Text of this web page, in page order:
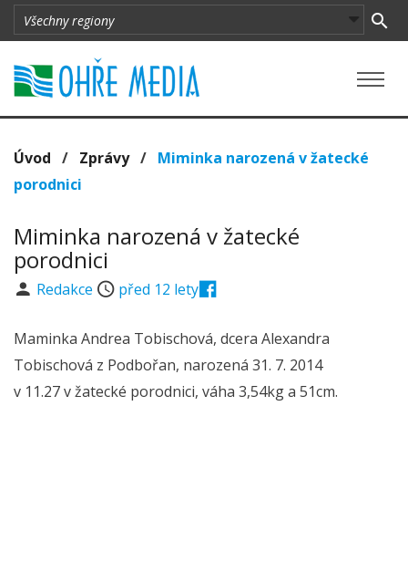
Úvod / Zprávy/ Miminka narozená v žatecké
porodnici
Miminka narozená v žatecké
porodnici
Redakce před 12 lety
Maminka Andrea Tobischová, dcera Alexandra
Tobischová z Podbořan, narozená 31. 7. 2014
v 11.27 v žatecké porodnici, váha 3,54kg a 51cm.